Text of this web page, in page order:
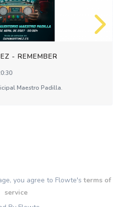
- REMEMBER
Maestro Padilla.
you agree to Flowte'sterms of
service